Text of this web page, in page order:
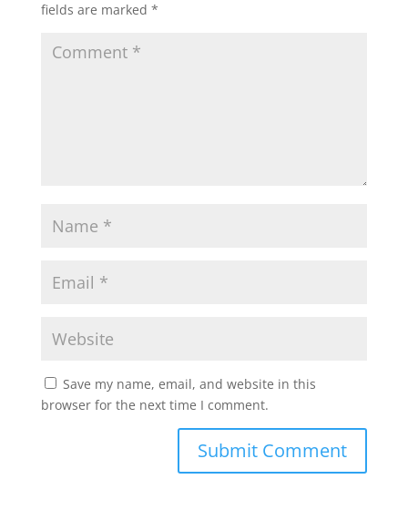
fields are marked *
Save my name, email, and website in this
browser for the next time I comment.